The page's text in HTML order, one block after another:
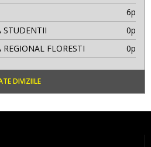
6p
STUDENTII
0p
FLORESTI 0p
DIVIZIILE